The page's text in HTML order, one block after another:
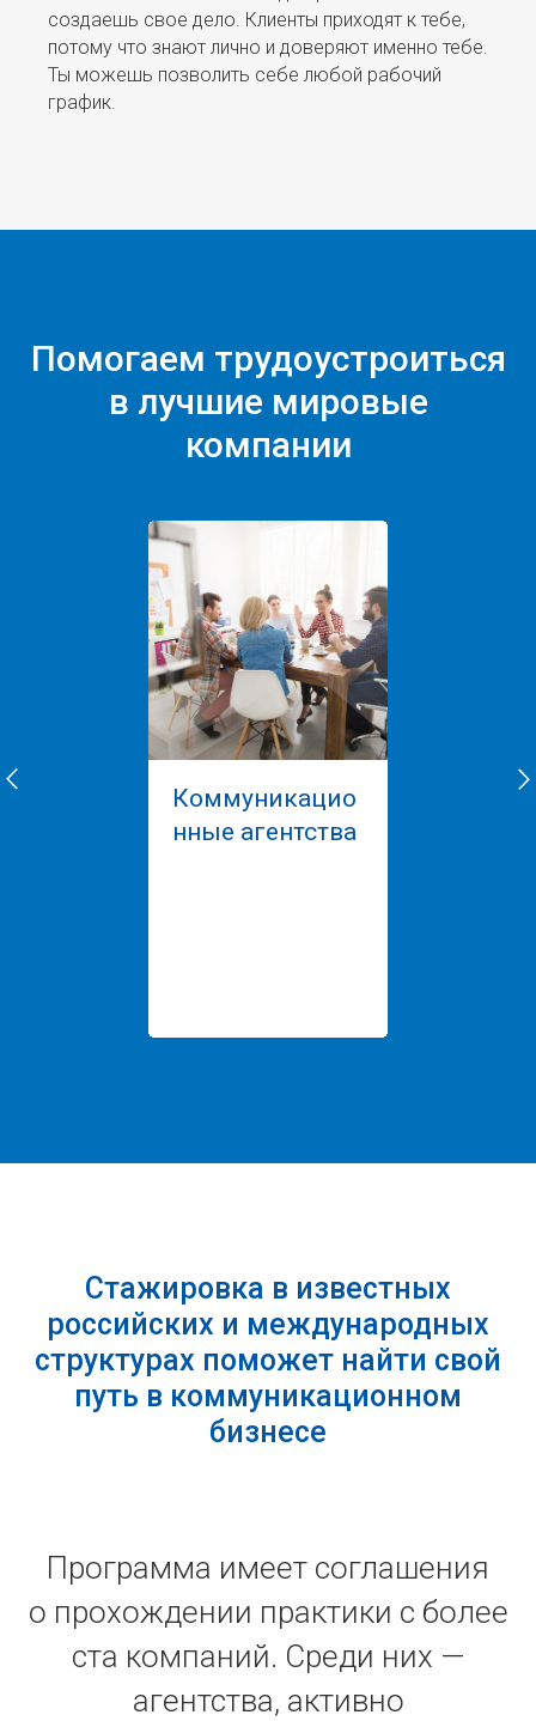
создаешь свое дело. Клиенты приходят к тебе,
потому что знают лично и доверяют именно тебе.
Ты можешь позволить себе любой рабочий
график.
Помогаем трудоустроиться
в лучшие мировые
компании
Коммуникацио
нные агентства
Стажировка в известных
российских и международных
структурах поможет найти свой
путь в коммуникационном
бизнесе
Программа имеет соглашения
о прохождении практики с более
ста компаний. Среди них —
агентства, активно
Магистерская программа
«Реклама и связи
РУДН — это